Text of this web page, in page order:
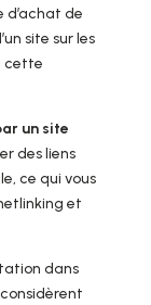
d’achat de
site sur les
cette
un site
des liens
ce qui vous
et
dans